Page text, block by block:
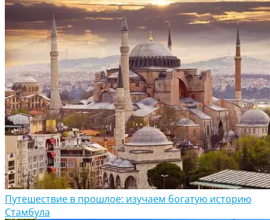
Путешествие в прошлое: изучаем богатую историю
Стамбула